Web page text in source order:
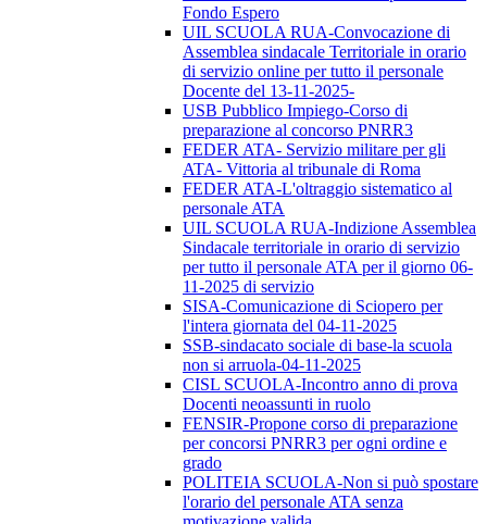
Fondo Espero
UIL SCUOLA RUA-Convocazione di
Assemblea sindacale Territoriale in orario
di servizio online per tutto il personale
Docente del 13-11-2025-
USB Pubblico Impiego-Corso di
preparazione al concorso PNRR3
FEDER ATA- Servizio militare per gli
ATA- Vittoria al tribunale di Roma
FEDER ATA-L'oltraggio sistematico al
personale ATA
UIL SCUOLA RUA-Indizione Assemblea
Sindacale territoriale in orario di servizio
per tutto il personale ATA per il giorno 06-
11-2025 di servizio
SISA-Comunicazione di Sciopero per
l'intera giornata del 04-11-2025
SSB-sindacato sociale di base-la scuola
non si arruola-04-11-2025
CISL SCUOLA-Incontro anno di prova
Docenti neoassunti in ruolo
FENSIR-Propone corso di preparazione
per concorsi PNRR3 per ogni ordine e
grado
POLITEIA SCUOLA-Non si può spostare
l'orario del personale ATA senza